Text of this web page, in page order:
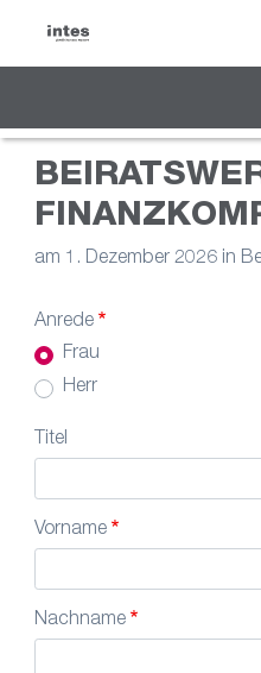
am 1. Dezember 2026 in
Anrede
Frau
Herr
Titel
Vorname
Nachname